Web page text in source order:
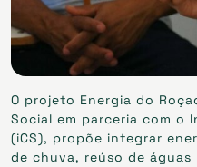
O projeto Energia do
Social em parceria com o
(iCS), propõe integrar
de chuva, reúso de